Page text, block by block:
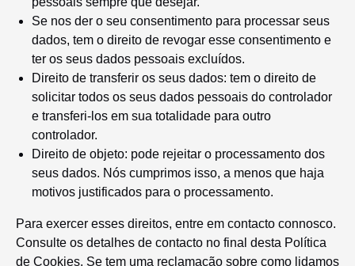
Se nos der o seu consentimento para processar seus
dados, tem o direito de revogar esse consentimento e
ter os seus dados pessoais excluídos.
Direito de transferir os seus dados: tem o direito de
solicitar todos os seus dados pessoais do controlador
e transferi-los em sua totalidade para outro
controlador.
Direito de objeto: pode rejeitar o processamento dos
seus dados. Nós cumprimos isso, a menos que haja
motivos justificados para o processamento.
Para exercer esses direitos, entre em contacto connosco.
Consulte os detalhes de contacto no final desta Política
de Cookies. Se tem uma reclamação sobre como lidamos